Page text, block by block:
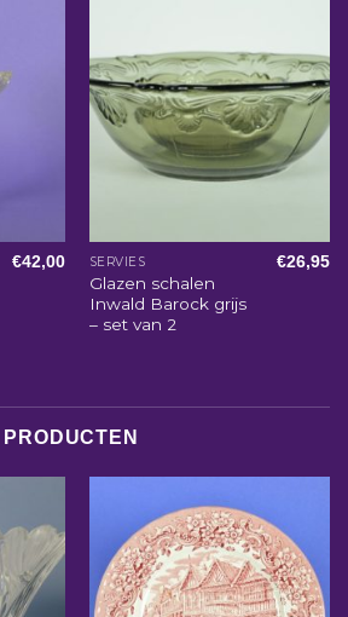
€42,00 SERVIES
Glazen schalen
Inwald Barock grijs
– set van 2
€26,95